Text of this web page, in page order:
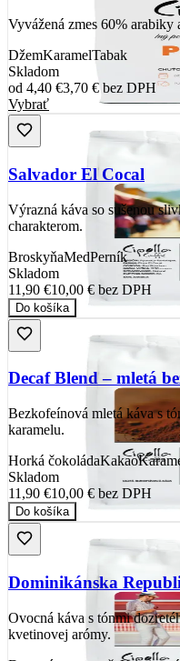
Vyvážená zmes 60% arabiky
DžemKaramelTabak
Skladom
od 4,40 €3,70 €bez DPH
Vybrať
Salvador El Cocal
Výrazná káva so sušenou
charakterom.
BroskyňaMedPerník
Skladom
11,90 €10,00 € bez DPH
Do košíka
Decaf Blend – mletá
Bezkofeínová mletá káva s
karamelu.
Horká čokoládaKakao
Skladom
11,90 €10,00 € bez DPH
Do košíka
Dominikánska
Ovocná káva s tónmi
kvetinovej arómy.